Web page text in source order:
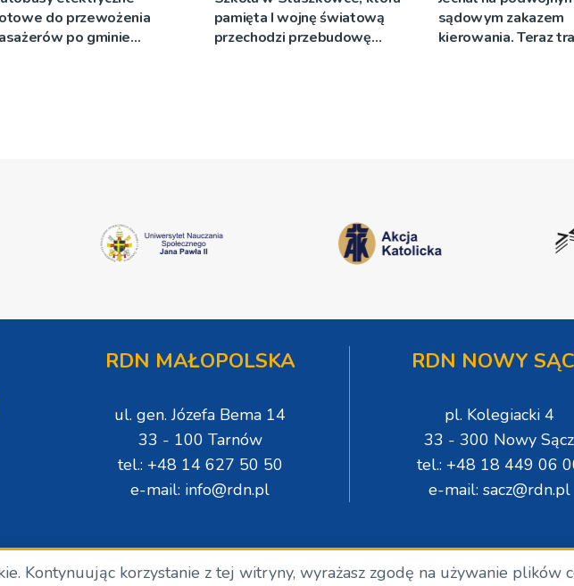
do przewożenia
po gminie
pamięta I wojnę światową
przechodzi przebudowę
sądowym zakazem
kierowania. Teraz
RDN MAŁOPOLSKA
ul. gen. Józefa Bema 14
33 - 100 Tarnów
tel.: +48 14 627 50 50
e-mail: info@rdn.pl
RDN NOWY
pl. Kolegiacki 4
33 - 300 Nowy Sącz
tel.: +48 18 449 06
e-mail: sacz@rdn.pl
RDN. 2024.
Kontynuując korzystanie z tej witryny, wyrażasz zgodę na używanie plików